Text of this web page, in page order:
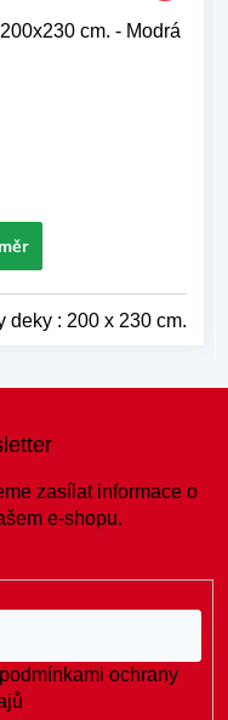
cm. - Modrá
deky : 200 x 230 cm.
zasílat informace o
e-shopu.
podmínkami ochrany